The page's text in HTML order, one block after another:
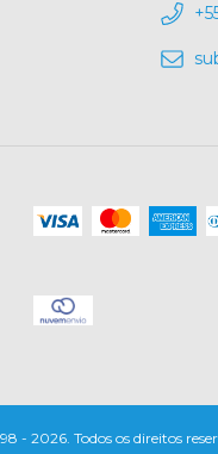
- 2026. Todos os direitos